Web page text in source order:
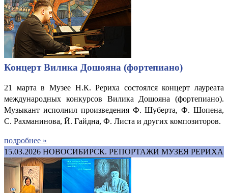
Концерт Вилика Дошояна (фортепиано)
21 марта в Музее Н.К. Рериха состоялся концерт лауреата
международных конкурсов Вилика Дошояна (фортепиано).
Музыкант исполнил произведения Ф. Шуберта, Ф. Шопена,
С. Рахманинова, Й. Гайдна, Ф. Листа и других композиторов.
подробнее »
15.03.2026 НОВОСИБИРСК. РЕПОРТАЖИ МУЗЕЯ РЕРИХА